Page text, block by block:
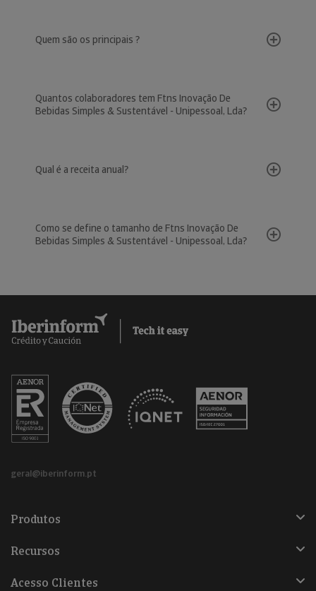
Quem são os principais ?
Quantos colaboradores tem Ftns Inovação De
Bebidas Simples & Sustentável - Unipessoal, Lda?
Qual é a receita anual?
Como se define o tamanho de Ftns Inovação De
Bebidas Simples & Sustentável - Unipessoal, Lda?
geral@iberinform.pt
Produtos
Recursos
Acesso Clientes